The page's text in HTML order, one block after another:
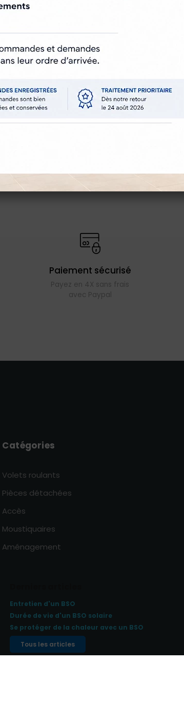
E599A
Paiement sécurisé
Payez en 4X sans frais
avec Paypal
Catégories
Volets roulants
Pièces détachées
Accès
Moustiquaires
Aménagement
Entretien d'un BSO
Durée de vie d'un BSO solaire
Se protéger de la chaleur avec un BSO
Tous les articles